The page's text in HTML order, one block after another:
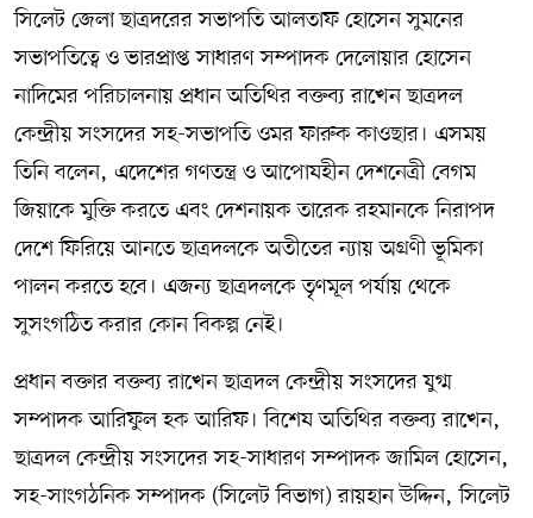
সিলেট জেলা ছাত্রদরের সভাপতি আলতাফ হোসেন সুমনের
সভাপতিত্বে ও ভারপ্রাপ্ত সাধারণ সম্পাদক দেলোয়ার হোসেন
নাদিমের পরিচালনায় প্রধান অতিথির বক্তব্য রাখেন ছাত্রদল
কেন্দ্রীয় সংসদের সহ-সভাপতি ওমর ফারুক কাওছার। এসময়
তিনি বলেন, এদেশের গণতন্ত্র ও আপোষহীন দেশনেত্রী বেগম
জিয়াকে মুক্তি করতে এবং দেশনায়ক তারেক রহমানকে নিরাপদ
দেশে ফিরিয়ে আনতে ছাত্রদলকে অতীতের ন্যায় অগ্রণী ভূমিকা
পালন করতে হবে। এজন্য ছাত্রদলকে তৃণমূল পর্যায় থেকে
সুসংগঠিত করার কোন বিকল্প নেই।
প্রধান বক্তার বক্তব্য রাখেন ছাত্রদল কেন্দ্রীয় সংসদের যুগ্ম
সম্পাদক আরিফুল হক আরিফ। বিশেষ অতিথির বক্তব্য রাখেন,
ছাত্রদল কেন্দ্রীয় সংসদের সহ-সাধারণ সম্পাদক জামিল হোসেন,
সহ-সাংগঠনিক সম্পাদক (সিলেট বিভাগ) রায়হান উদ্দিন, সিলেট